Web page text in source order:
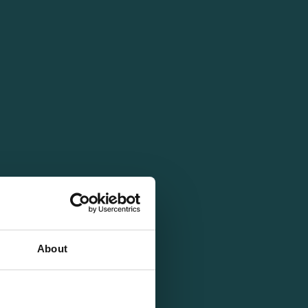
About